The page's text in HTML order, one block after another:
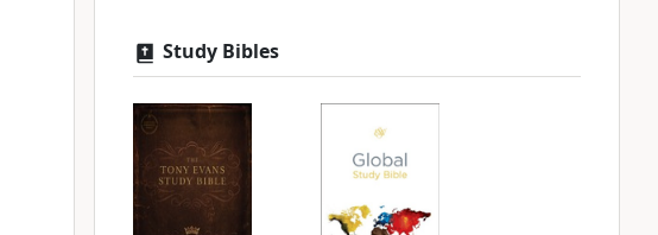
Study Bibles